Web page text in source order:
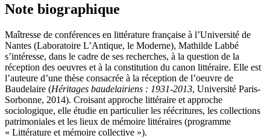
Note biographique
Maîtresse de conférences en littérature française à l’Université de
Nantes (Laboratoire L’Antique, le Moderne), Mathilde Labbé
s’intéresse, dans le cadre de ses recherches, à la question de la
réception des oeuvres et à la constitution du canon littéraire. Elle est
l’auteure d’une thèse consacrée à la réception de l’oeuvre de
Baudelaire (Héritages baudelairiens : 1931-2013, Université Paris-
Sorbonne, 2014). Croisant approche littéraire et approche
sociologique, elle étudie en particulier les réécritures, les collections
patrimoniales et les lieux de mémoire littéraires (programme
« Littérature et mémoire collective »).